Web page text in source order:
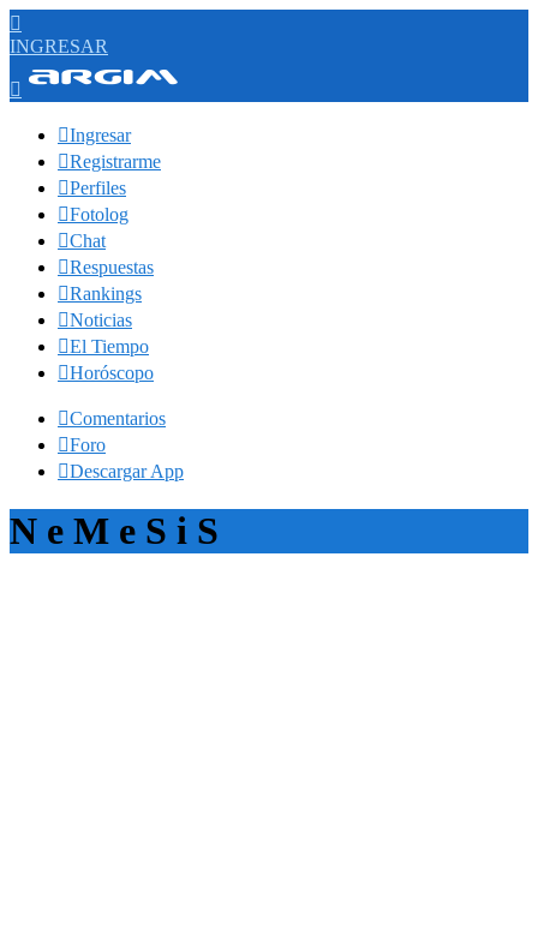

INGRESAR

Ingresar
Registrarme
Perfiles
Fotolog
Chat
Respuestas
Rankings
Noticias
El Tiempo
Horóscopo
Comentarios
Foro
Descargar App
N e M e S i S